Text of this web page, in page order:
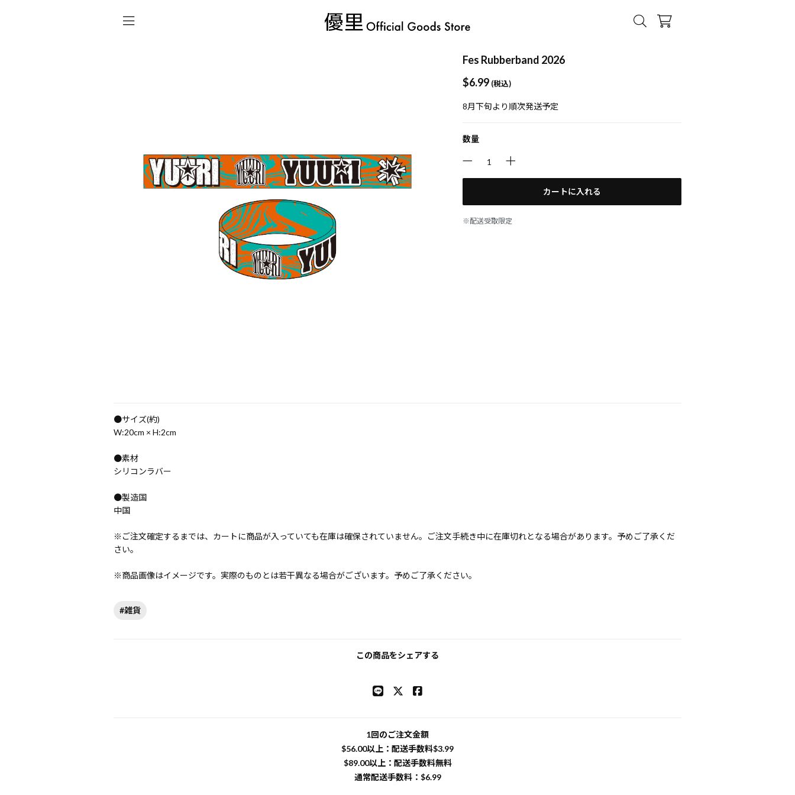
Fes Rubberband 2026
$‌6.99 (税込)
8月下旬より順次発送予定
数量
カートに入れる
※配送受取限定
●サイズ(約)
W:20cm × H:2cm
●素材
シリコンラバー
●製造国
中国
※ご注文確定するまでは、カートに商品が入っていても在庫は確保されていません。ご注文手続き中に在庫切れとなる場合があります。予めご了承くだ
さい。
※商品画像はイメージです。実際のものとは若干異なる場合がございます。予めご了承ください。
#雑貨
この商品をシェアする
1回のご注文金額
$‌56.00以上：配送手数料$‌3.99
$‌89.00以上：配送手数料無料
通常配送手数料：$‌6.99